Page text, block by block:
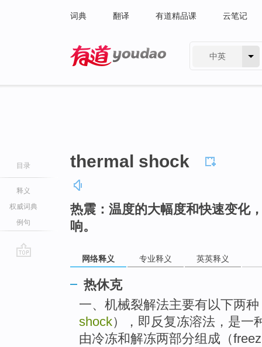
词典 翻译 有道精品课 云笔记
中英
目录
释义
权威词典
例句
thermal shock
热震：温度的大幅度和快速变化
响。
网络释义 专业释义 英英释义
热休克
一、机械裂解法主要有以下两
shock），即反复冻溶法，是一
由冷冻和解冻两部分组成（